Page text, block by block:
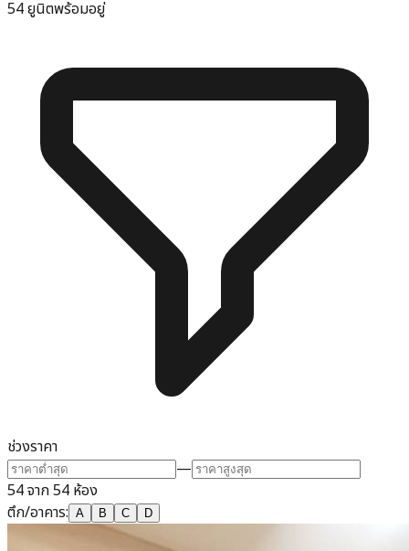
54 ยูนิตพร้อมอยู่
ช่วงราคา
—
54 จาก 54 ห้อง
ตึก/อาคาร: A B C D